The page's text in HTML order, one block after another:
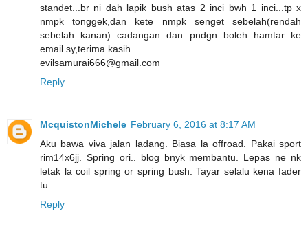
standet...br ni dah lapik bush atas 2 inci bwh 1 inci...tp x
nmpk tonggek,dan kete nmpk senget sebelah(rendah
sebelah kanan) cadangan dan pndgn boleh hamtar ke
email sy,terima kasih.
evilsamurai666@gmail.com
Reply
McquistonMichele February 6, 2016 at 8:17 AM
Aku bawa viva jalan ladang. Biasa la offroad. Pakai sport
rim14x6jj. Spring ori.. blog bnyk membantu. Lepas ne nk
letak la coil spring or spring bush. Tayar selalu kena fader
tu.
Reply